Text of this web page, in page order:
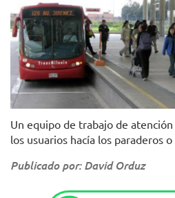
Un equipo de trabajo de
los usuarios hacía los paraderos
Publicado por: David Orduz